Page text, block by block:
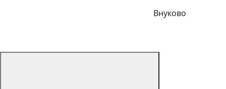
Внуково